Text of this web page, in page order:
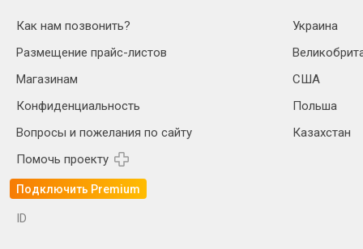
Как нам позвонить?
Размещение прайс-листов
Магазинам
Конфиденциальность
Вопросы и пожелания по сайту
Помочь проекту
Подключить Premium
Украина
США
Польша
Казахстан
ID